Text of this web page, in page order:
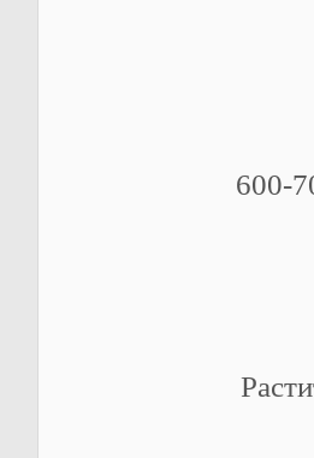
600-